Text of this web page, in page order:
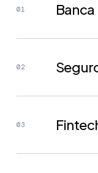
01 Banca
02
03